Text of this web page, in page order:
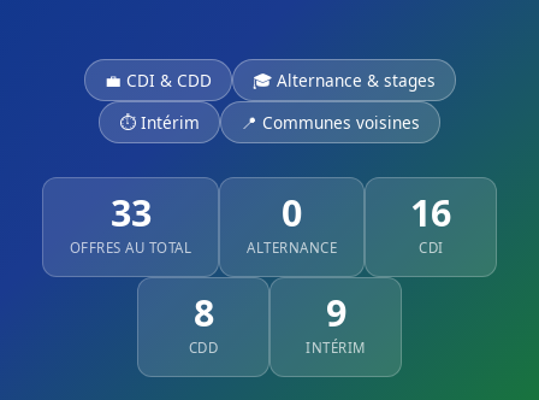
💼 CDI & CDD
🎓 Alternance & stages
⏱ Intérim
📍 Communes voisines
33
OFFRES AU TOTAL
0
ALTERNANCE
16
CDI
8
CDD
9
INTÉRIM